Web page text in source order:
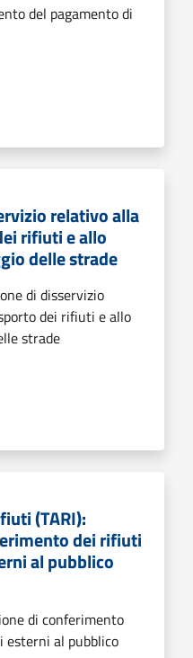
del pagamento di
relativo alla
rifiuti e allo
delle strade
di disservizio
dei rifiuti e allo
strade
(TARI):
dei rifiuti
al pubblico
di conferimento
al pubblico